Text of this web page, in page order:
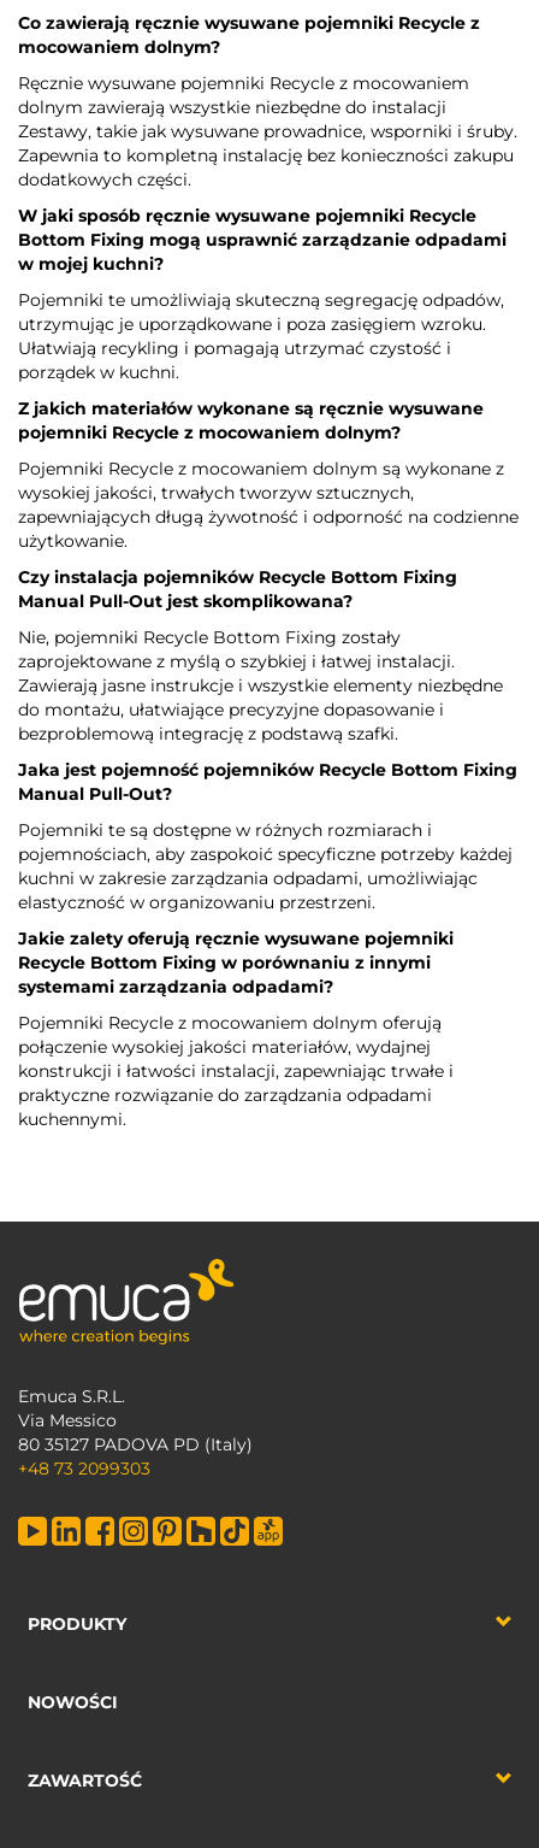
Co zawierają ręcznie wysuwane pojemniki Recycle z
mocowaniem dolnym?
Ręcznie wysuwane pojemniki Recycle z mocowaniem
dolnym zawierają wszystkie niezbędne do instalacji
Zestawy, takie jak wysuwane prowadnice, wsporniki i śruby.
Zapewnia to kompletną instalację bez konieczności zakupu
dodatkowych części.
W jaki sposób ręcznie wysuwane pojemniki Recycle
Bottom Fixing mogą usprawnić zarządzanie odpadami
w mojej kuchni?
Pojemniki te umożliwiają skuteczną segregację odpadów,
utrzymując je uporządkowane i poza zasięgiem wzroku.
Ułatwiają recykling i pomagają utrzymać czystość i
porządek w kuchni.
Z jakich materiałów wykonane są ręcznie wysuwane
pojemniki Recycle z mocowaniem dolnym?
Pojemniki Recycle z mocowaniem dolnym są wykonane z
wysokiej jakości, trwałych tworzyw sztucznych,
zapewniających długą żywotność i odporność na codzienne
użytkowanie.
Czy instalacja pojemników Recycle Bottom Fixing
Manual Pull-Out jest skomplikowana?
Nie, pojemniki Recycle Bottom Fixing zostały
zaprojektowane z myślą o szybkiej i łatwej instalacji.
Zawierają jasne instrukcje i wszystkie elementy niezbędne
do montażu, ułatwiające precyzyjne dopasowanie i
bezproblemową integrację z podstawą szafki.
Jaka jest pojemność pojemników Recycle Bottom Fixing
Manual Pull-Out?
Pojemniki te są dostępne w różnych rozmiarach i
pojemnościach, aby zaspokoić specyficzne potrzeby każdej
kuchni w zakresie zarządzania odpadami, umożliwiając
elastyczność w organizowaniu przestrzeni.
Jakie zalety oferują ręcznie wysuwane pojemniki
Recycle Bottom Fixing w porównaniu z innymi
systemami zarządzania odpadami?
Pojemniki Recycle z mocowaniem dolnym oferują
połączenie wysokiej jakości materiałów, wydajnej
konstrukcji i łatwości instalacji, zapewniając trwałe i
praktyczne rozwiązanie do zarządzania odpadami
kuchennymi.
Emuca S.R.L.
Via Messico
80 35127 PADOVA PD (Italy)
+48 73 2099303
PRODUKTY
NOWOŚCI
ZAWARTOŚĆ